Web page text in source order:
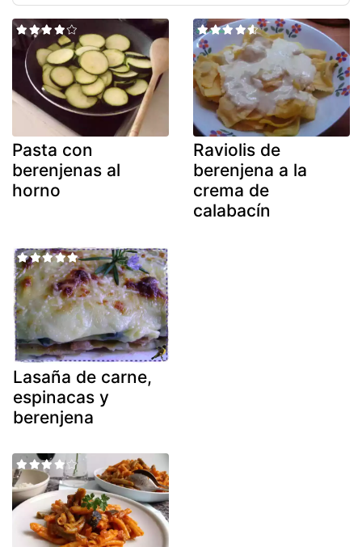
Pasta con
berenjenas al
horno
Raviolis de
berenjena a la
crema de
calabacín
Lasaña de carne,
espinacas y
berenjena